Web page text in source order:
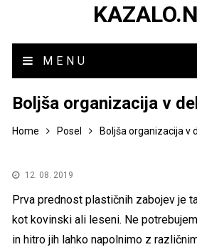
MENU
Boljša organizacija v
Home Posel Boljša organizacija v
12. 08. 2019
Prva prednost plastičnih zabojev je
kot kovinski ali leseni. Ne
in hitro jih lahko napolnimo z